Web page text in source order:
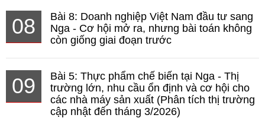
08
Bài 8: Doanh nghiệp Việt Nam đầu tư sang
Nga - Cơ hội mở ra, nhưng bài toán không
còn giống giai đoạn trước
09
Bài 5: Thực phẩm chế biến tại Nga - Thị
trường lớn, nhu cầu ổn định và cơ hội cho
các nhà máy sản xuất (Phân tích thị trường
cập nhật đến tháng 3/2026)